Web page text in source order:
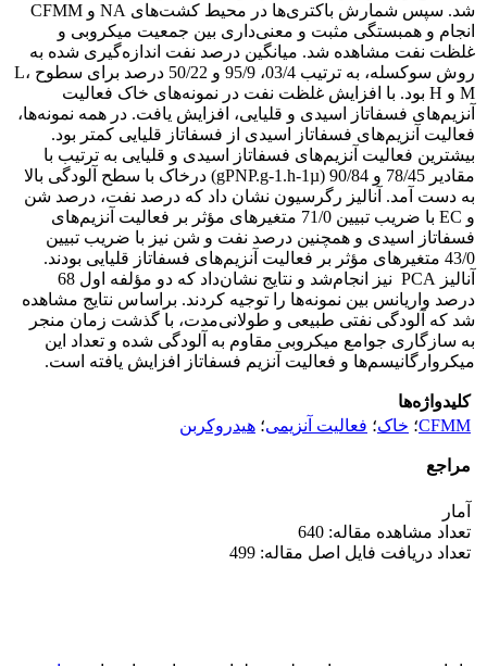
شد. سپس شمارش باکتری‌ها در محیط کشت‌های NA و CFMM
انجام و همبستگی مثبت و معنی‌داری بین جمعیت میکروبی و
غلظت نفت مشاهده شد. میانگین درصد نفت اندازه‌گیری شده به
روش سوکسله، به ترتیب 03/4، 95/9 و 50/22 درصد برای سطوح L،
M و H بود. با افزایش غلظت نفت در نمونه‌های خاک فعالیت
آنزیم‌های فسفاتاز اسیدی و قلیایی، افزایش یافت. در همه نمونه‌ها،
فعالیت آنزیم‌های فسفاتاز اسیدی از فسفاتاز قلیایی کمتر بود.
بیشترین فعالیت آنزیم‌های فسفاتاز اسیدی و قلیایی به ترتیب با
مقادیر 78/45 و 90/84 (gPNP.g-1.h-1µ) درخاک‌ با سطح آلودگی بالا
به دست آمد. آنالیز رگرسیون نشان داد که درصد نفت، درصد شن
و EC با ضریب تبیین 71/0 متغیرهای مؤثر بر فعالیت آنزیم‌های
فسفاتاز اسیدی و همچنین درصد نفت و شن نیز با ضریب تبیین
43/0 متغیرهای مؤثر بر فعالیت آنزیم‌های فسفاتاز قلیایی بودند.
آنالیز PCA نیز انجام‌شد و نتایج نشان‌داد که دو مؤلفه اول 68
درصد واریانس بین نمونه‌ها را توجیه کردند. براساس نتایج مشاهده
شد که آلودگی نفتی طبیعی و طولانی‌مدت، با گذشت زمان منجر
به سازگاری جوامع میکروبی مقاوم به آلودگی شده و تعداد این
میکروارگانیسم‌ها و فعالیت آنزیم فسفاتاز افزایش یافته است.
کلیدواژه‌ها
CFMM؛ خاک؛ فعالیت آنزیمی؛ هیدروکربن
مراجع
آمار
تعداد مشاهده مقاله: 640
تعداد دریافت فایل اصل مقاله: 499